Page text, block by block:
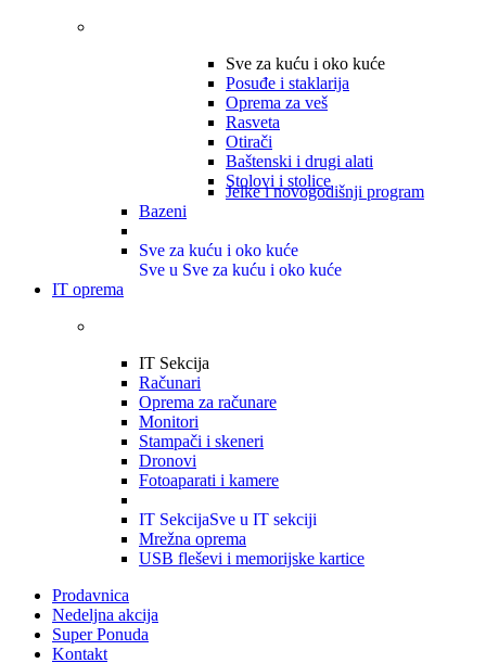
Sve za kuću i oko kuće
Posuđe i staklarija
Oprema za veš
Rasveta
Otirači
Baštenski i drugi alati
Stolovi i stolice
Jelke i novogodišnji program
Bazeni
Sve za kuću i oko kuće
Sve u Sve za kuću i oko kuće
IT oprema
IT Sekcija
Računari
Oprema za računare
Monitori
Stampači i skeneri
Dronovi
Fotoaparati i kamere
IT SekcijaSve u IT sekciji
Mrežna oprema
USB fleševi i memorijske kartice
Prodavnica
Nedeljna akcija
Super Ponuda
Kontakt